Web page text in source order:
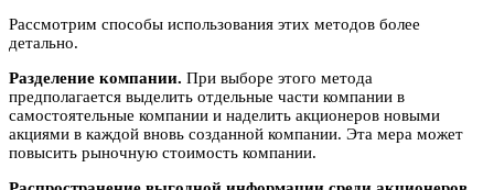
Рассмотрим способы использования этих методов более
детально.
Разделение компании. При выборе этого метода
предполагается выделить отдельные части компании в
самостоятельные компании и наделить акционеров новыми
акциями в каждой вновь созданной компании. Эта мера может
повысить рыночную стоимость компании.